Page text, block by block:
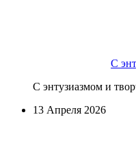
С
С энтузиазмом и
13 Апреля 2026